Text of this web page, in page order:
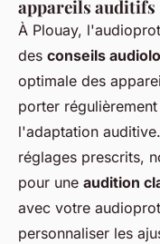
appareils auditifs
À Plouay,
des conseils
optimale des
porter
l'adaptation
réglages prescrits,
pour une audition
avec votre
personnaliser les